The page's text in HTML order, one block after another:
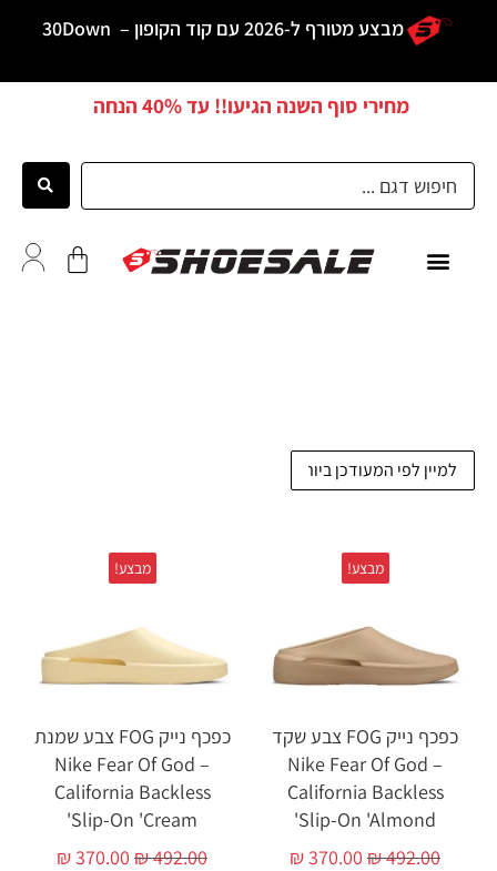
מבצע מטורף ל-2026 עם קוד הקופון – 30Down
מחירי סוף השנה הגיעו!! עד40% הנחה
מבצע!
כפכף נייק FOG צבע שקד
– Nike Fear Of God
California Backless
Slip-On 'Almond'
₪492.00
₪370.00
מבצע!
כפכף נייק FOG צבע שמנת
– Nike Fear Of God
California Backless
Slip-On 'Cream'
₪492.00
₪370.00